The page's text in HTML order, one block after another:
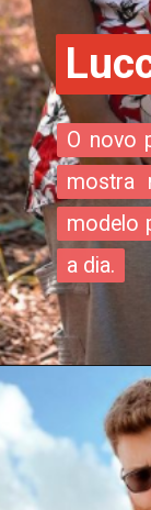
O novo
mostra
modelo
a dia.
O novo
mostra
modelo
a dia.